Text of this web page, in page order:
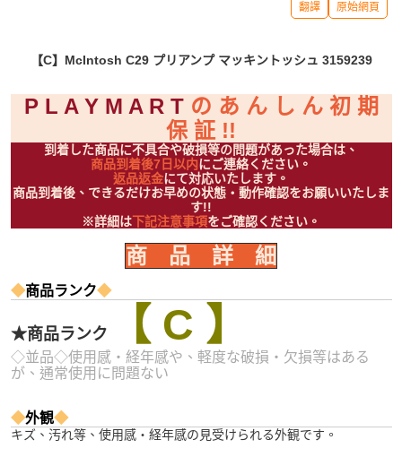
翻譯 原始網頁
【C】McIntosh C29 プリアンプ マッキントッシュ 3159239
P L A Y M A R Tの あ ん し ん 初 期
保 証 !!
到着した商品に不具合や破損等の問題があった場合は、
商品到着後7日以内にご連絡ください。
返品返金にて対応いたします。
商品到着後、できるだけお早めの状態・動作確認をお願いいたしま
す!!
※詳細は下記注意事項をご確認ください。
商 品 詳 細
◆商品ランク◆
★商品ランク 【 C 】
◇並品◇使用感・経年感や、軽度な破損・欠損等はある
が、通常使用に問題ない
◆外観◆
キズ、汚れ等、使用感・経年感の見受けられる外観です。